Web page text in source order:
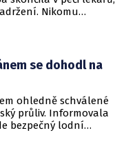
Nikomu
se dohodl na
ohledně schválené
průliv. Informovala
bezpečný lodní